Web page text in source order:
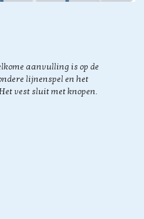
aanvulling is op de
lijnenspel en het
vest sluit met knopen.